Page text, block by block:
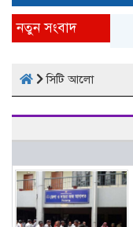
নতুন সংবাদ
সিটি আলো